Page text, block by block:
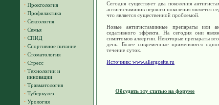
· Проктология
· Профилактика
· Сексология
· Семья
· СПИД
· Спортивное питание
· Стоматология
· Стресс
· Технологии и
инновации
· Травматология
· Туберкулез
· Урология
Сегодня существует два поколения
антигистаминов первого поколения является
что является существенной проблемой.
Новые антигистаминные препараты или
седативного эффекта. На сегодня они
симптомов аллергии. Некоторые препараты
день. Более современные применяются
течение суток.
Источник: www.allergosite.ru
Обсудить эту статью на форуме